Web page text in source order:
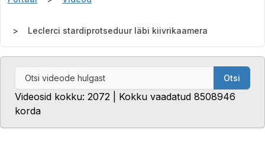
Leclerci stardiprotseduur läbi kiivrikaamera
Otsi
Videosid kokku: 2072 | Kokku vaadatud 8508946
korda